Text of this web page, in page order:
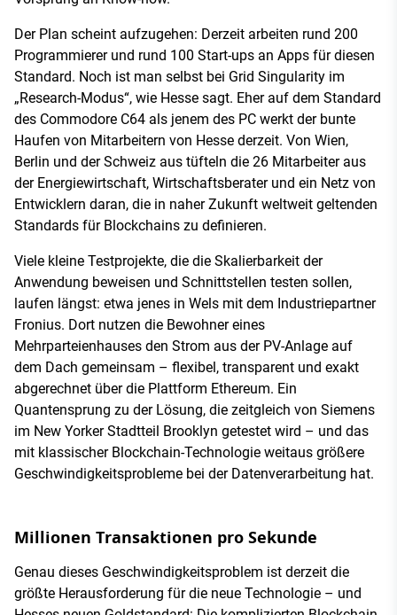
Der Plan scheint aufzugehen: Derzeit arbeiten rund 200
Programmierer und rund 100 Start-ups an Apps für diesen
Standard. Noch ist man selbst bei Grid Singularity im
„Research-Modus“, wie Hesse sagt. Eher auf dem Standard
des Commodore C64 als jenem des PC werkt der bunte
Haufen von Mitarbeitern von Hesse derzeit. Von Wien,
Berlin und der Schweiz aus tüfteln die 26 Mitarbeiter aus
der Energiewirtschaft, Wirtschaftsberater und ein Netz von
Entwicklern daran, die in naher Zukunft weltweit geltenden
Standards für Blockchains zu definieren.
Viele kleine Testprojekte, die die Skalierbarkeit der
Anwendung beweisen und Schnittstellen testen sollen,
laufen längst: etwa jenes in Wels mit dem Industriepartner
Fronius. Dort nutzen die Bewohner eines
Mehrparteienhauses den Strom aus der PV-Anlage auf
dem Dach gemeinsam – flexibel, transparent und exakt
abgerechnet über die Plattform Ethereum. Ein
Quantensprung zu der Lösung, die zeitgleich von Siemens
im New Yorker Stadtteil Brooklyn getestet wird – und das
mit klassischer Blockchain-Technologie weitaus größere
Geschwindigkeitsprobleme bei der Datenverarbeitung hat.
Millionen Transaktionen pro Sekunde
Genau dieses Geschwindigkeitsproblem ist derzeit die
größte Herausforderung für die neue Technologie – und